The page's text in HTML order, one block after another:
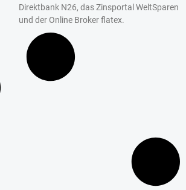
Direktbank N26, das Zinsportal WeltSparen
und der Online Broker flatex.